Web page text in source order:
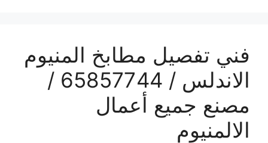
فني تفصيل مطابخ المنيوم
الاندلس / 65857744 /
مصنع جميع أعمال
الالمنيوم